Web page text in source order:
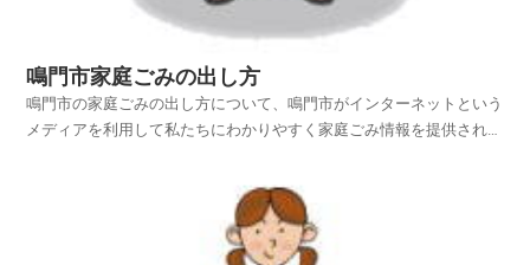
鳴門市家庭ごみの出し方
鳴門市の家庭ごみの出し方について、鳴門市がインターネットという
メディアを利用して私たちにわかりやすく家庭ごみ情報を提供されて
ジを探し、鳴門市の家庭ごみの出し方を項目別に紹介しておりますの
でご活用いただければ幸いです。平成25年4月1日から...